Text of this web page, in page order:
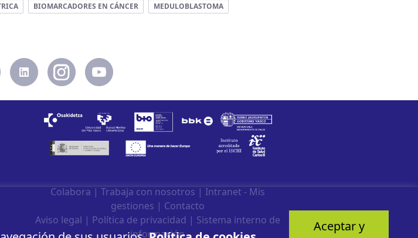
BIOMARCADORES EN CÁNCER MEDULOBLASTOMA
Aceptar y
Colabora | Trabaja con nosotros | Intranet - Mis
gestiones | Contacto
Aviso legal | Política de privacidad | Sistema interno de
información